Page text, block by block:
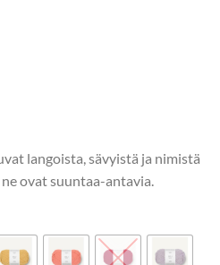
langoista, sävyistä ja nimistä
ovat suuntaa-antavia.